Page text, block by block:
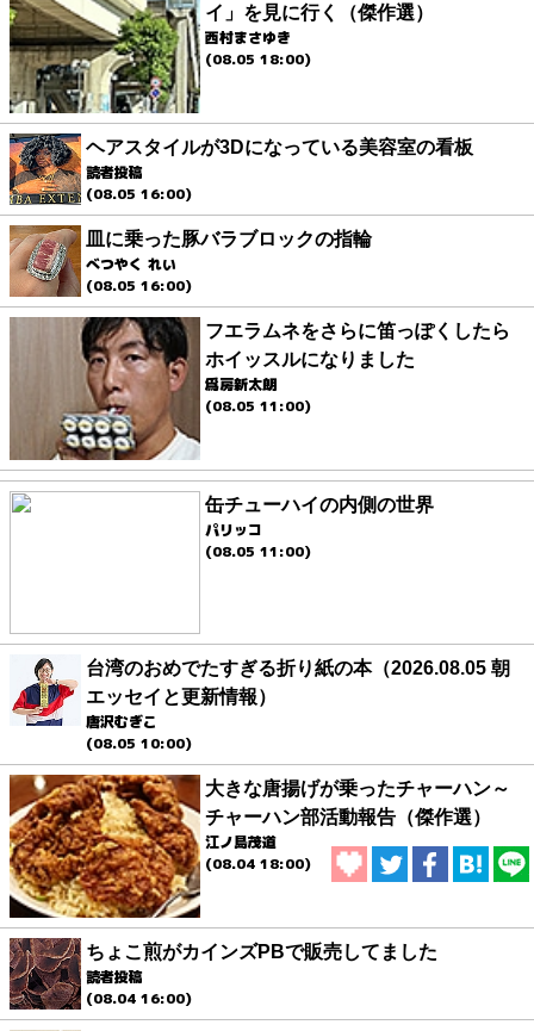
イ」を見に行く（傑作選）
西村まさゆき
(08.05 18:00)
ヘアスタイルが3Dになっている美容室の看板
読者投稿
(08.05 16:00)
皿に乗った豚バラブロックの指輪
べつやく れい
(08.05 16:00)
フエラムネをさらに笛っぽくしたら
ホイッスルになりました
爲房新太朗
(08.05 11:00)
缶チューハイの内側の世界
パリッコ
(08.05 11:00)
台湾のおめでたすぎる折り紙の本（2026.08.05 朝
エッセイと更新情報）
唐沢むぎこ
(08.05 10:00)
大きな唐揚げが乗ったチャーハン～
チャーハン部活動報告（傑作選）
江ノ島茂道
(08.04 18:00)
ちょこ煎がカインズPBで販売してました
読者投稿
(08.04 16:00)